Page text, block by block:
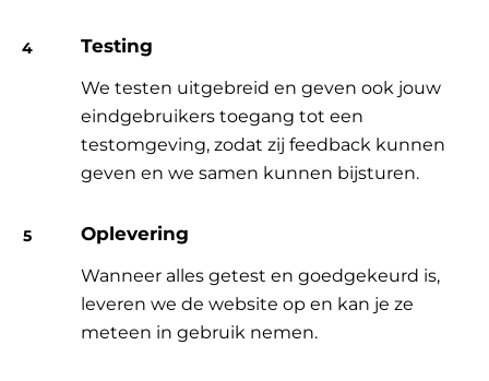
Testing
We testen uitgebreid en geven ook jouw
eindgebruikers toegang tot een
testomgeving, zodat zij feedback kunnen
geven en we samen kunnen bijsturen.
Oplevering
Wanneer alles getest en goedgekeurd is,
leveren we de website op en kan je ze
meteen in gebruik nemen.